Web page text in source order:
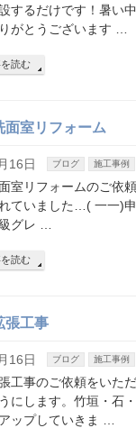
するだけです！暑い
がとうございます …
読む
面室リフォーム
16日 ブログ 施工事例
室リフォームのご依
ていました…( 一一)
グレ …
読む
張工事
16日 ブログ 施工事例
工事のご依頼をいた
にします。竹垣・石
ップしていきま …